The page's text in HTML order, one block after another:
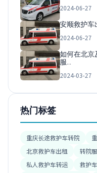
2024-06-27
安顺救护车
2024-06-27
如何在北京
服…
2024-03-27
热门标签
重庆长途救护车转院
北京救护车出租
转院
私人救护车转运
救护